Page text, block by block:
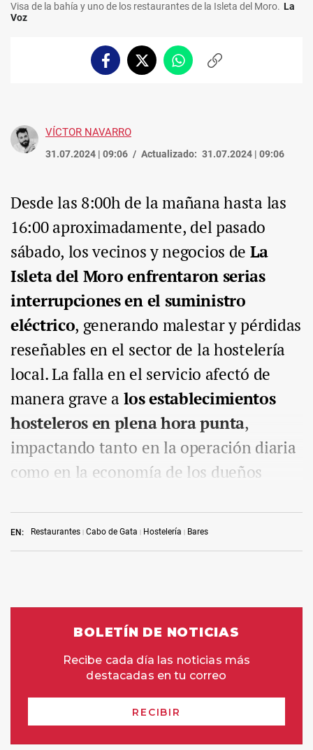
Visa de la bahía y uno de los restaurantes de la Isleta del Moro. La
Voz
FacebookTwitterWhatsappCopiar
VÍCTOR NAVARRO
31.07.2024 | 09:06 Actualizado: 31.07.2024 | 09:06
EN: Restaurantes Cabo de Gata Hostelería Bares
Desde las 8:00h de la mañana hasta las
16:00 aproximadamente, del pasado
sábado, los vecinos y negocios de La
Isleta del Moro enfrentaron serias
interrupciones en el suministro
eléctrico, generando malestar y pérdidas
reseñables en el sector de la hostelería
local. La falla en el servicio afectó de
manera grave a los establecimientos
hosteleros en plena hora punta,
impactando tanto en la operación diaria
como en la economía de los dueños